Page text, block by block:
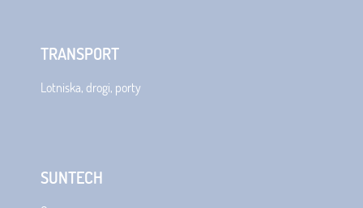
TRANSPORT
Lotniska, drogi, porty
SUNTECH